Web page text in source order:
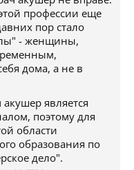
профессии еще
пор стало
- женщины,
дома, а не в
является
поэтому для
области
образования по
дело".